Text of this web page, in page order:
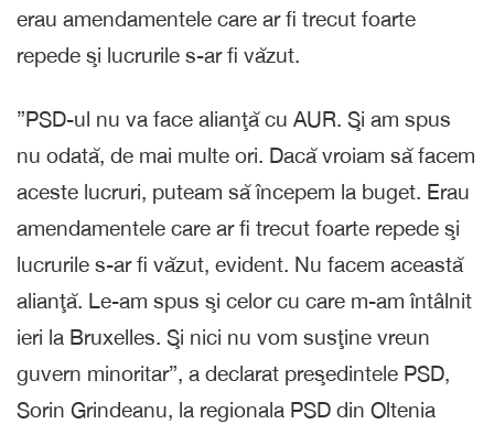
erau amendamentele care ar fi trecut foarte
repede şi lucrurile s-ar fi văzut.
”PSD-ul nu va face alianţă cu AUR. Şi am spus
nu odată, de mai multe ori. Dacă vroiam să facem
aceste lucruri, puteam să începem la buget. Erau
amendamentele care ar fi trecut foarte repede şi
lucrurile s-ar fi văzut, evident. Nu facem această
alianţă. Le-am spus şi celor cu care m-am întâlnit
ieri la Bruxelles. Şi nici nu vom susţine vreun
guvern minoritar”, a declarat preşedintele PSD,
Sorin Grindeanu, la regionala PSD din Oltenia